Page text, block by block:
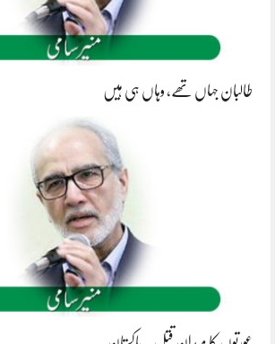
طالبان جہاں تھے، وہاں ہی ہیں